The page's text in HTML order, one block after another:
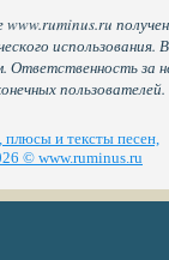
за
пользователей.
и тексты песен,
© www.ruminus.ru